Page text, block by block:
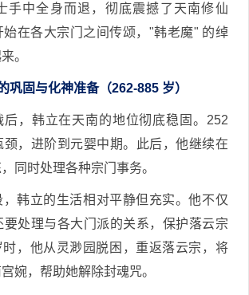
手中全身而退，彻底震撼了天南修仙
始在各大宗门之间传颂，"韩老魔" 的绰
。
巩固与化神准备（262-885 岁）
后，韩立在天南的地位彻底稳固。252
颈，进阶到元婴中期。此后，他继续在
同时处理各种宗门事务。
，韩立的生活相对平静但充实。他不仅
处理与各大门派的关系，保护落云宗
时，他从灵渺园脱困，重返落云宗，将
婉，帮助她解除封魂咒。